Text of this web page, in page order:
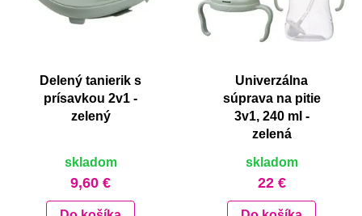
Delený tanierik s
prísavkou 2v1 -
zelený
skladom
9,60 €
Univerzálna
súprava na pitie
3v1, 240 ml -
zelená
skladom
22 €